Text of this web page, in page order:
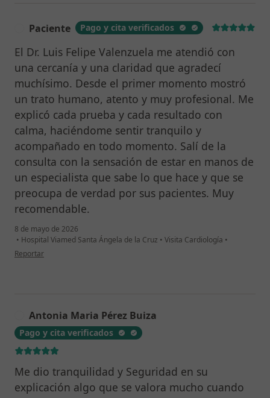
4. Valenzuela-Garcia Luis Felipe, Mayoral Recio A, Calvo
Fernandez JM. (2004). Pharmacological therapy of
stable ischemic heart disease.. In Iñiguez A (Ed.),
Cardiovascular Therapeutics (pp. 153-166). Barcelona,
Spain. STM Editores S.L.
5. Valenzuela-Garcia Luis Felipe , R. Jambrina Calvo, P.L.
Santigosa Perez, V. Lopez Garcia-Aranda, J.M. Cruz
Fernandez. (2005). Silent ischemic heart disease. In
Jesús Millán Nuñez-Cortés (Ed.), Cardiovascular
Medicine. Arteriosclerosis. Volume II. (pp. 1355-1364).
Barcelona, Spain. Editorial Masson.
Otras publicaciones
1. Lopez Garcia-Aranda V, Garcia Rubira JC, Roldán
González JR, Diaz Castillo JL, Calvo Jambrina R,
Valenzuela-Garcia Luis Felipe (2001, March 1). Smoking
torácico. Revista Latina de Cardiología.
3. Vazquez R, Valenzuela-Garcia Luis Felipe, Espina A,
Vizcaino M, Guerrero M, Leal J.. (2000, February 1).
Indications of pacemaker implantation on syncope.
Revista Castellano-Leonesa de CardiologíaISSN: 1577-
2926.
Paciente Pago y cita verificados
El Dr. Luis Felipe Valenzuela me atendió con
una cercanía y una claridad que agradecí
muchísimo. Desde el primer momento mostró
un trato humano, atento y muy profesional. Me
explicó cada prueba y cada resultado con
calma, haciéndome sentir tranquilo y
acompañado en todo momento. Salí de la
consulta con la sensación de estar en manos de
un especialista que sabe lo que hace y que se
preocupa de verdad por sus pacientes. Muy
recomendable.
8 de mayo de 2026
• Hospital Viamed Santa Ángela de la Cruz • Visita Cardiología •
en opinión del usuario Paciente
Reportar
Antonia Maria Pérez Buiza
Pago y cita verificados
Me dio tranquilidad y Seguridad en su
explicación algo que se valora mucho cuando